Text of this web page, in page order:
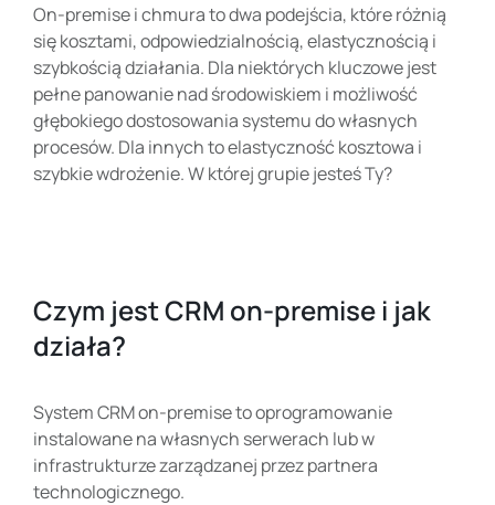
On-premise i chmura to dwa podejścia, które różnią
się kosztami, odpowiedzialnością, elastycznością i
szybkością działania. Dla niektórych kluczowe jest
pełne panowanie nad środowiskiem i możliwość
głębokiego dostosowania systemu do własnych
procesów. Dla innych to elastyczność kosztowa i
szybkie wdrożenie. W której grupie jesteś Ty?
Czym jest CRM on-premise i jak
działa?
System CRM on-premise to oprogramowanie
instalowane na własnych serwerach lub w
infrastrukturze zarządzanej przez partnera
technologicznego.